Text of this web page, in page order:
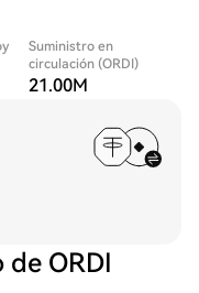
Suministro en
circulación (ORDI)
21.00M
ORDI